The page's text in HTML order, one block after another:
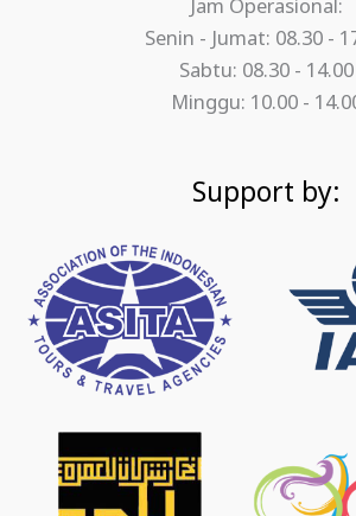
Jam Operasional:
Senin - Jumat: 08.30 -
Sabtu: 08.30 - 14.00
Minggu: 10.00 -
Support by: